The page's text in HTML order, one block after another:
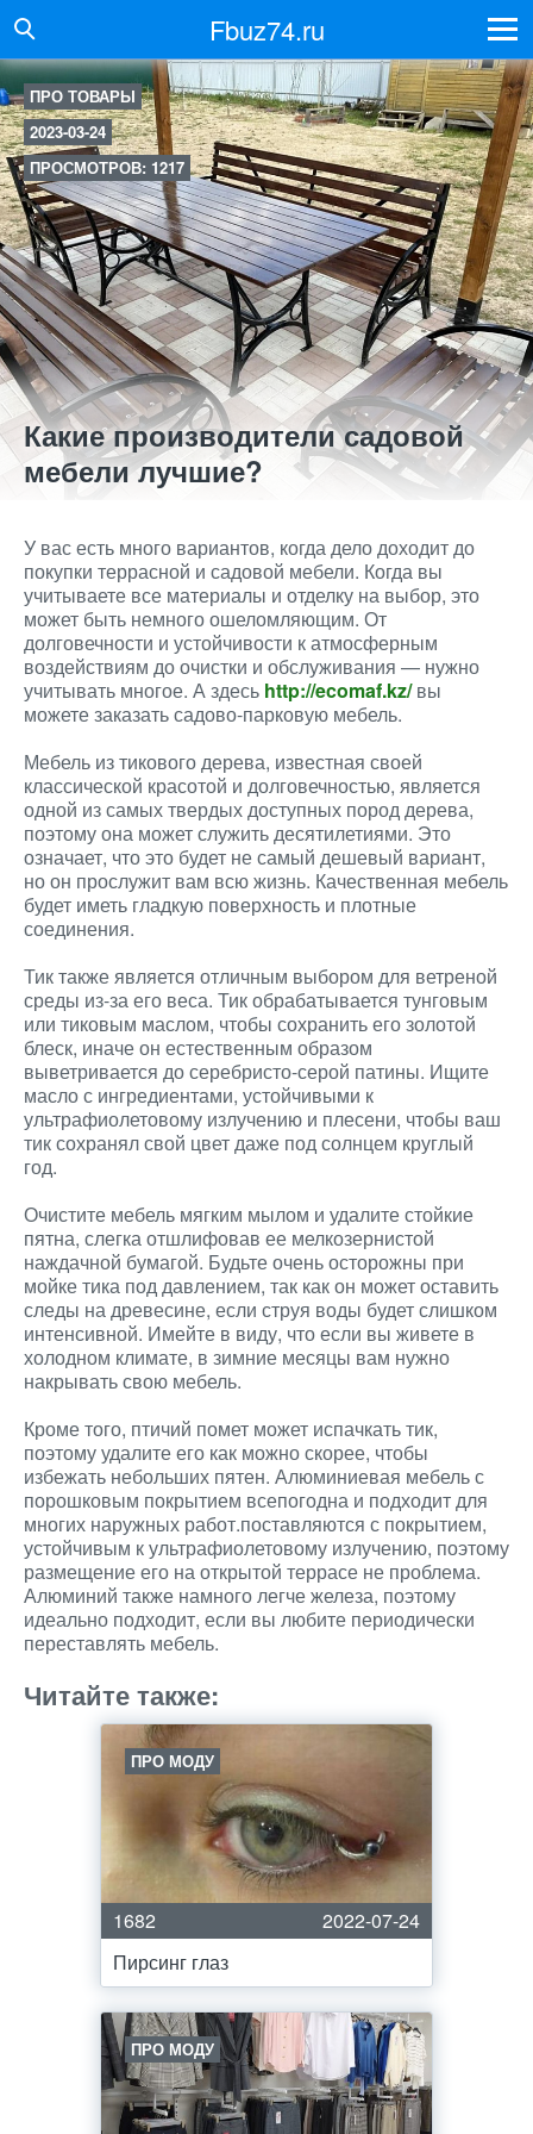
Fbuz74.ru
ПРО ТОВАРЫ
2023-03-24
ПРОСМОТРОВ: 1217
Какие производители садовой
мебели лучшие?
У вас есть много вариантов, когда дело доходит до
покупки террасной и садовой мебели. Когда вы
учитываете все материалы и отделку на выбор, это
может быть немного ошеломляющим. От
долговечности и устойчивости к атмосферным
воздействиям до очистки и обслуживания — нужно
учитывать многое. А здесь http://ecomaf.kz/вы
можете заказать садово-парковую мебель.
Мебель из тикового дерева, известная своей
классической красотой и долговечностью, является
одной из самых твердых доступных пород дерева,
поэтому она может служить десятилетиями. Это
означает, что это будет не самый дешевый вариант,
но он прослужит вам всю жизнь. Качественная мебель
будет иметь гладкую поверхность и плотные
соединения.
Тик также является отличным выбором для ветреной
среды из-за его веса. Тик обрабатывается тунговым
или тиковым маслом, чтобы сохранить его золотой
блеск, иначе он естественным образом
выветривается до серебристо-серой патины. Ищите
масло с ингредиентами, устойчивыми к
ультрафиолетовому излучению и плесени, чтобы ваш
тик сохранял свой цвет даже под солнцем круглый
год.
Очистите мебель мягким мылом и удалите стойкие
пятна, слегка отшлифовав ее мелкозернистой
наждачной бумагой. Будьте очень осторожны при
мойке тика под давлением, так как он может оставить
следы на древесине, если струя воды будет слишком
интенсивной. Имейте в виду, что если вы живете в
холодном климате, в зимние месяцы вам нужно
накрывать свою мебель.
Кроме того, птичий помет может испачкать тик,
поэтому удалите его как можно скорее, чтобы
избежать небольших пятен. Алюминиевая мебель с
порошковым покрытием всепогодна и подходит для
многих наружных работ.поставляются с покрытием,
устойчивым к ультрафиолетовому излучению, поэтому
размещение его на открытой террасе не проблема.
Алюминий также намного легче железа, поэтому
идеально подходит, если вы любите периодически
переставлять мебель.
Читайте также:
ПРО МОДУ
1682
2022-07-24
Пирсинг глаз
ПРО МОДУ